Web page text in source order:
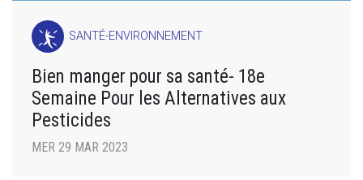
SANTÉ-ENVIRONNEMENT
Bien manger pour sa santé- 18e
Semaine Pour les Alternatives aux
Pesticides
MER 29 MAR 2023